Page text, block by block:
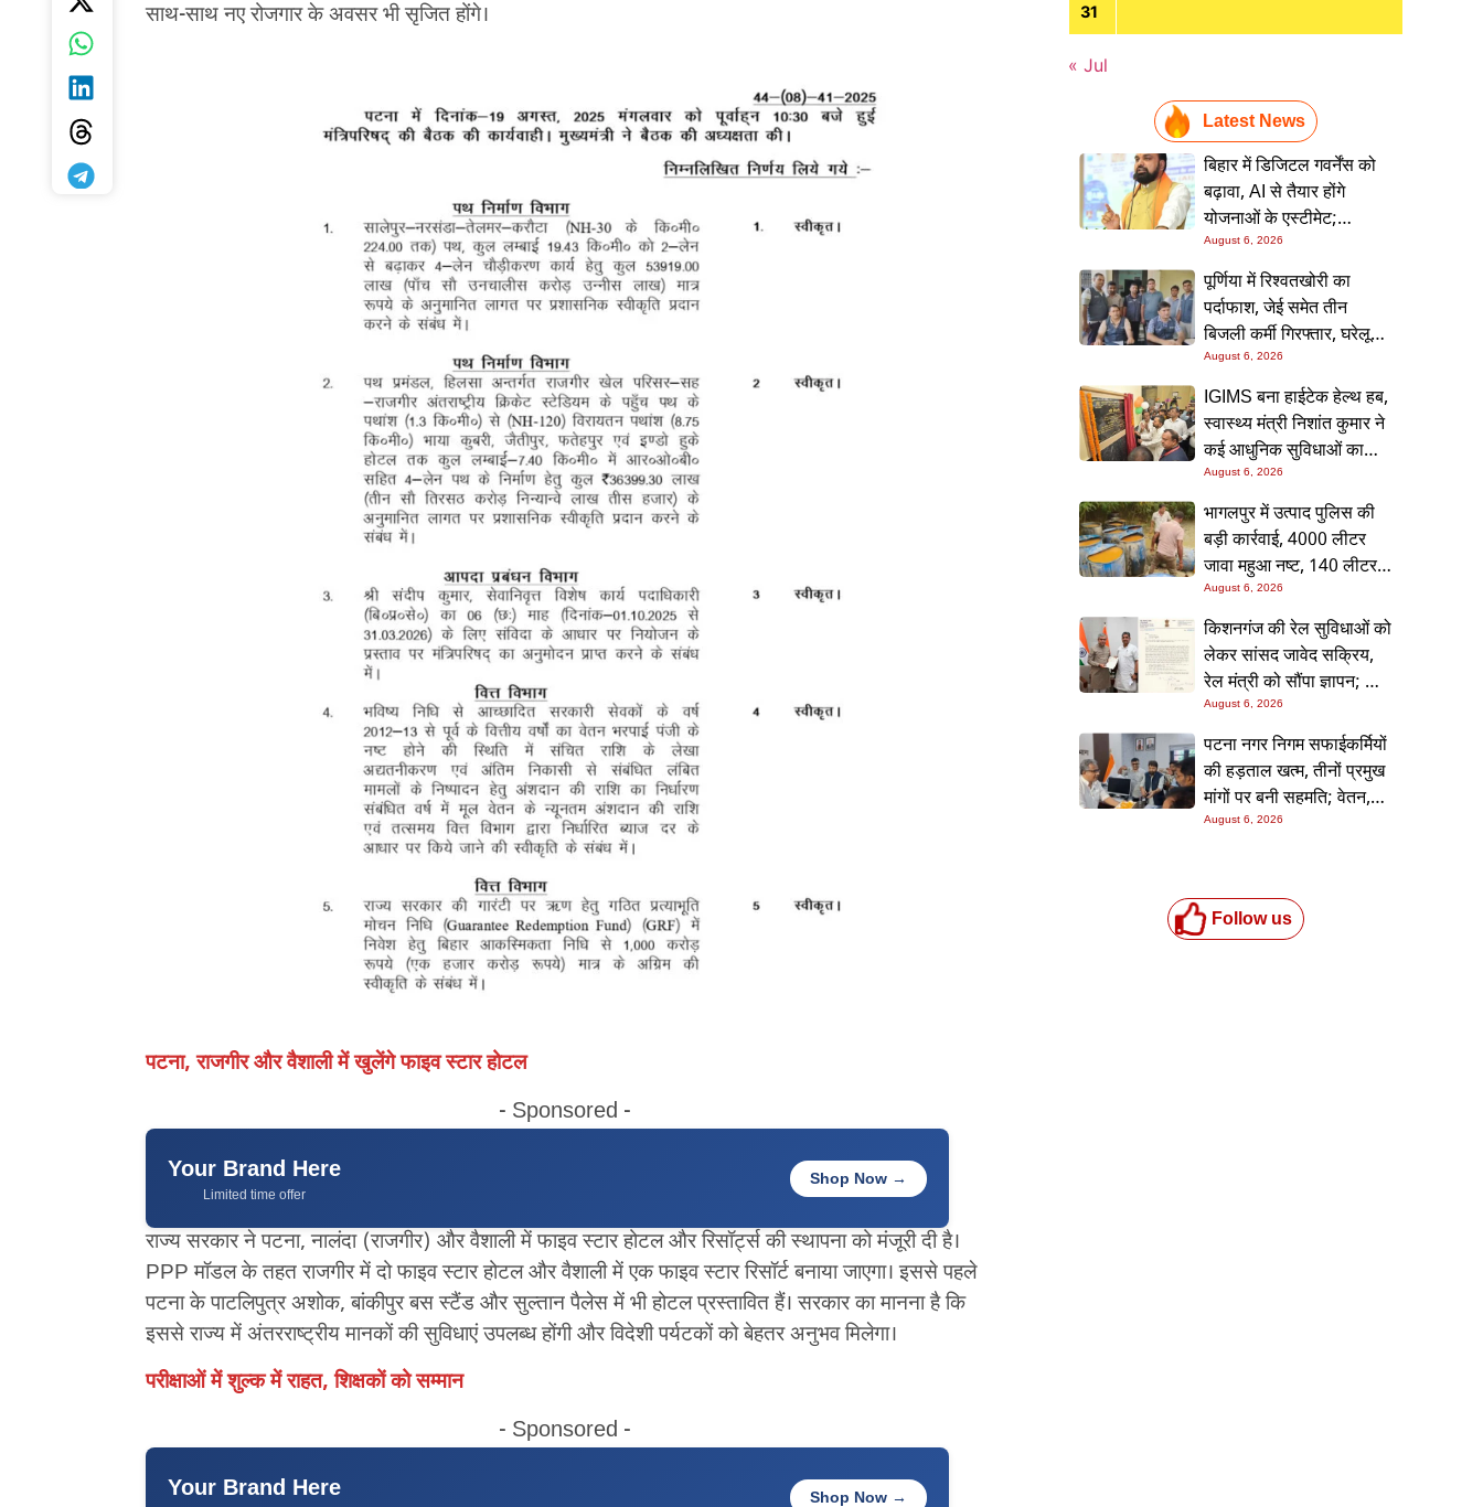
साथ-साथ नए रोजगार के अवसर भी सृजित होंगे।
पटना, राजगीर और वैशाली में खुलेंगे फाइव स्टार होटल
- Sponsored -
Your Brand Here
Limited time offer
Shop Now →
राज्य सरकार ने पटना, नालंदा (राजगीर) और वैशाली में फाइव स्टार होटल और रिसॉर्ट्स की स्थापना को मंजूरी दी है।
PPP मॉडल के तहत राजगीर में दो फाइव स्टार होटल और वैशाली में एक फाइव स्टार रिसॉर्ट बनाया जाएगा। इससे पहले
पटना के पाटलिपुत्र अशोक, बांकीपुर बस स्टैंड और सुल्तान पैलेस में भी होटल प्रस्तावित हैं। सरकार का मानना है कि
इससे राज्य में अंतरराष्ट्रीय मानकों की सुविधाएं उपलब्ध होंगी और विदेशी पर्यटकों को बेहतर अनुभव मिलेगा।
परीक्षाओं में शुल्क में राहत, शिक्षकों को सम्मान
- Sponsored -
Your Brand Here Shop Now →
31
« Jul
Latest News
बिहार में डिजिटल गवर्नेंस को
बढ़ावा, AI से तैयार होंगे
योजनाओं के एस्टीमेट;
मुख्यमंत्री ने परियोजना
निगरानी पोर्टल किया लॉन्च
August 6, 2026
पूर्णिया में रिश्वतखोरी का
पर्दाफाश, जेई समेत तीन
बिजली कर्मी गिरफ्तार, घरेलू
कनेक्शन के नाम पर मांगे जा रहे
थे 15 हजार रुपये, निगरानी
टीम ने रंगे हाथ पकड़ा
August 6, 2026
IGIMS बना हाईटेक हेल्थ हब,
स्वास्थ्य मंत्री निशांत कुमार ने
कई आधुनिक सुविधाओं का
किया उद्घाटन; गंभीर मरीजों
के इलाज में आएगा बड़ा सुधार
August 6, 2026
भागलपुर में उत्पाद पुलिस की
बड़ी कार्रवाई, 4000 लीटर
जावा महुआ नष्ट, 140 लीटर
चुलाई शराब बरामद; आरोपी
फरार
August 6, 2026
किशनगंज की रेल सुविधाओं को
लेकर सांसद जावेद सक्रिय,
रेल मंत्री को सौंपा ज्ञापन; दो
आरओबी समेत कई मांगें उठाईं
August 6, 2026
पटना नगर निगम सफाईकर्मियों
की हड़ताल खत्म, तीनों प्रमुख
मांगों पर बनी सहमति; वेतन,
छुट्टी और बोनस पर मिला
August 6, 2026
Follow us